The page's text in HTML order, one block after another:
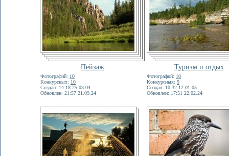
Пейзаж Туризм и отдых
Фотографий: 10
Конкурсных: 10
Создан: 14:18 25.03.04
Обновлен: 21:57 21.09.24
Фотографий: 10
Конкурсных: 9
Создан: 10:32 12.01.05
Обновлен: 17:51 22.02.24